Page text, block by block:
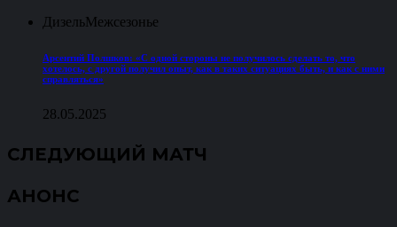
ДизельМежсезонье
Арсентий Полшков: «С одной стороны не получилось сделать то, что
хотелось, с другой получил опыт, как в таких ситуациях быть, и как с ними
справляться»
28.05.2025
СЛЕДУЮЩИЙ МАТЧ
АНОНС